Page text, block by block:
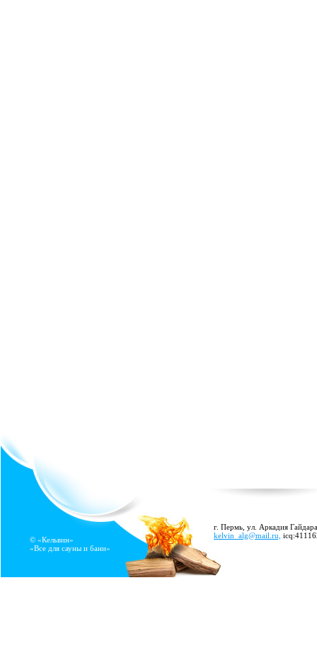
© «Кельвин»
«Все для сауны и бани»
г. Пермь, ул. Аркадия
kelvin_alg@mail.ru,